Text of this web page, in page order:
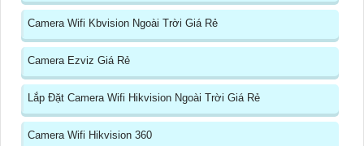
Camera Wifi Kbvision Ngoài Trời Giá Rẻ
Camera Ezviz Giá Rẻ
Lắp Đặt Camera Wifi Hikvision Ngoài Trời Giá Rẻ
Camera Wifi Hikvision 360